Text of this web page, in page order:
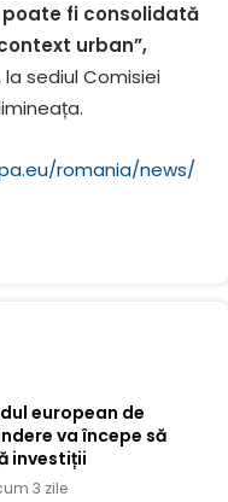
poate fi consolidată
urban”,
sediul Comisiei
romania/news/
european de
va începe să
investiții
3 zile